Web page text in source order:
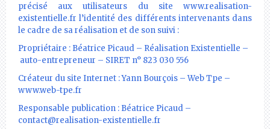
précisé aux utilisateurs du site www.realisation-
existentielle.fr l’identité des différents intervenants dans
le cadre de sa réalisation et de son suivi :
Propriétaire : Béatrice Picaud – Réalisation Existentielle –
auto-entrepreneur – SIRET n° 823 030 556
Créateur du site Internet : Yann Bourçois – Web Tpe –
www.web-tpe.fr
Responsable publication : Béatrice Picaud –
contact@realisation-existentielle.fr